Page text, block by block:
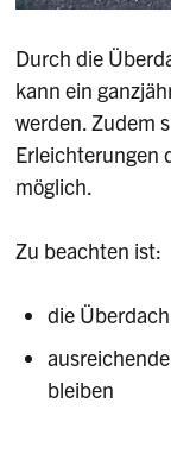
Durch die
kann ein
werden. Zudem
Erleichterungen
möglich.
Zu beachten ist:
die
bleiben